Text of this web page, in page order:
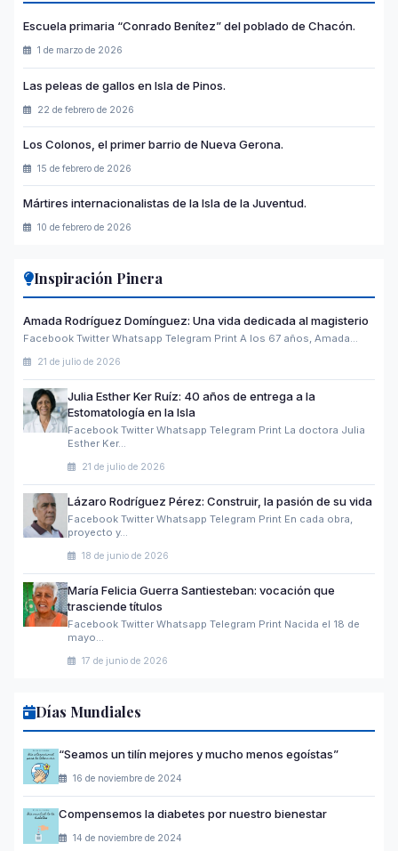
Escuela primaria “Conrado Benítez” del poblado de Chacón.
1 de marzo de 2026
Las peleas de gallos en Isla de Pinos.
22 de febrero de 2026
Los Colonos, el primer barrio de Nueva Gerona.
15 de febrero de 2026
Mártires internacionalistas de la Isla de la Juventud.
10 de febrero de 2026
Inspiración Pinera
Amada Rodríguez Domínguez: Una vida dedicada al magisterio
Facebook Twitter Whatsapp Telegram Print A los 67 años, Amada…
21 de julio de 2026
Julia Esther Ker Ruíz: 40 años de entrega a la
Estomatología en la Isla
Facebook Twitter Whatsapp Telegram Print La doctora Julia
Esther Ker…
21 de julio de 2026
Lázaro Rodríguez Pérez: Construir, la pasión de su vida
Facebook Twitter Whatsapp Telegram Print En cada obra,
proyecto y…
18 de junio de 2026
María Felicia Guerra Santiesteban: vocación que
trasciende títulos
Facebook Twitter Whatsapp Telegram Print Nacida el 18 de
mayo…
17 de junio de 2026
Días Mundiales
“Seamos un tilín mejores y mucho menos egoístas”
16 de noviembre de 2024
Compensemos la diabetes por nuestro bienestar
14 de noviembre de 2024